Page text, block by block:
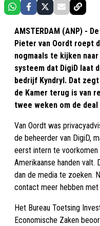
AMSTERDAM (ANP) -
Pieter van Oordt roept
nogmaals te kijken
systeem dat DigiD laat
bedrijf Kyndryl. Dat
de Kamer terug is van
twee weken om de
Van Oordt was
de beheerder van DigiD,
eerst intern te
Amerikaanse handen valt.
dan de media te zoeken.
contact meer hebben met
Het Bureau Toetsing
Economische Zaken